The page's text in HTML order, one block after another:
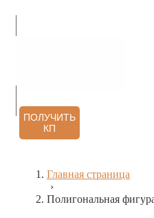
ПОЛУЧИТЬ
КП
Главная страница
›
Полигональная